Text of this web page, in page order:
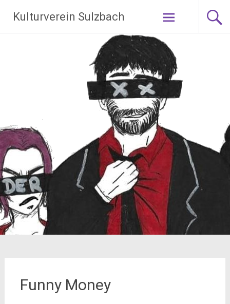
Inhalt
springen
Kulturverein Sulzbach
Funny Money